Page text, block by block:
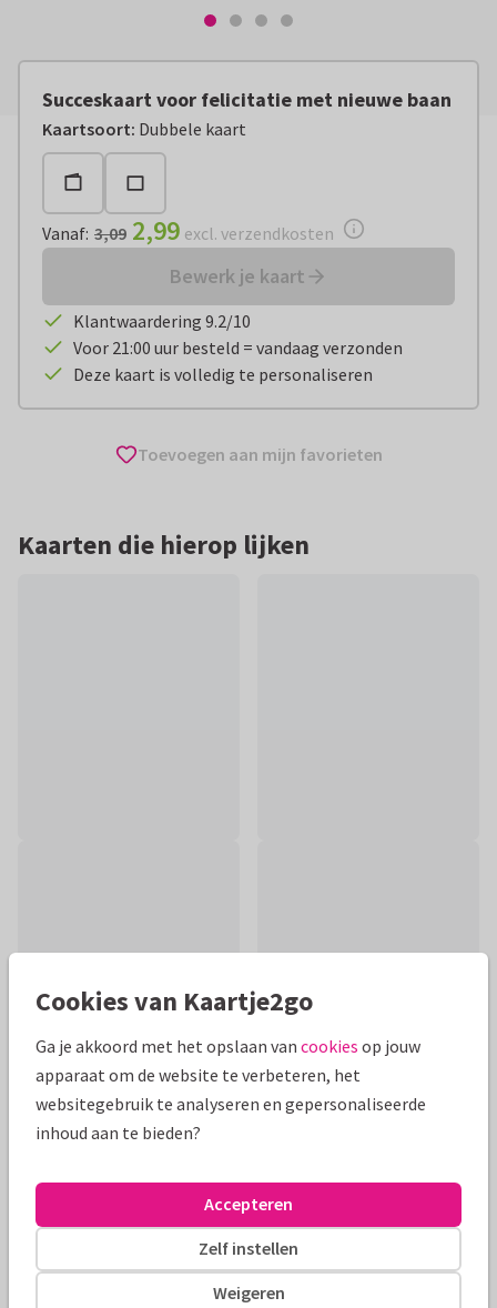
Succeskaart voor felicitatie met nieuwe baan
Kaartsoort: Dubbele kaart
Vanaf: € 2,99 excl. verzendkosten
Vanaf: 3,09 2,99 excl. verzendkosten
Bewerk je kaart
Klantwaardering 9.2/10
Voor 21:00 uur besteld = vandaag verzonden
Deze kaart is volledig te personaliseren
Toevoegen aan mijn favorieten
Kaarten die hierop lijken
Productinformatie
Leuke kaart voor mensen die aangenomen zijn of beginnen
Alle kaarten zijn helemaal naar wens aan te passen
Cookies van Kaartje2go
Ga je akkoord met het opslaan van cookies op jouw
apparaat om de website te verbeteren, het
websitegebruik te analyseren en gepersonaliseerde
inhoud aan te bieden?
Weigeren
Zelf instellen
Accepteren